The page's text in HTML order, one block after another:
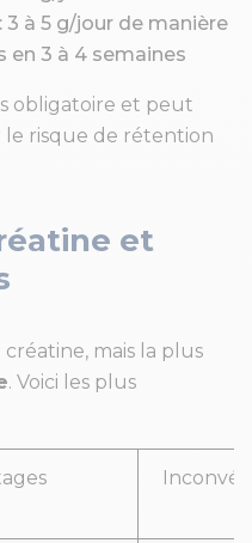
: 3 à 5 g/jour de manière
en 3 à 4 semaines
obligatoire et peut
risque de rétention
et
mais la plus
. Voici les plus